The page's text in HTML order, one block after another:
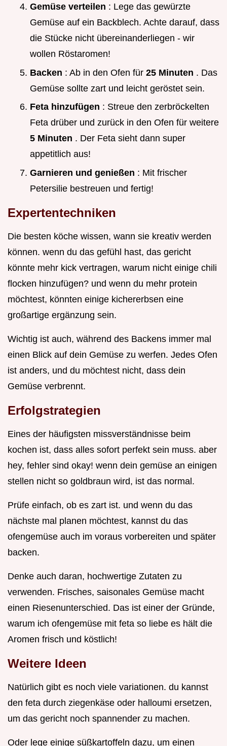
Gemüse verteilen : Lege das gewürzte
Gemüse auf ein Backblech. Achte darauf, dass
die Stücke nicht übereinanderliegen - wir
wollen Röstaromen!
Backen : Ab in den Ofen für 25 Minuten . Das
Gemüse sollte zart und leicht geröstet sein.
Feta hinzufügen : Streue den zerbröckelten
Feta drüber und zurück in den Ofen für weitere
5 Minuten . Der Feta sieht dann super
appetitlich aus!
Garnieren und genießen : Mit frischer
Petersilie bestreuen und fertig!
Expertentechniken
Die besten köche wissen, wann sie kreativ werden
können. wenn du das gefühl hast, das gericht
könnte mehr kick vertragen, warum nicht einige chili
flocken hinzufügen? und wenn du mehr protein
möchtest, könnten einige kichererbsen eine
großartige ergänzung sein.
Wichtig ist auch, während des Backens immer mal
einen Blick auf dein Gemüse zu werfen. Jedes Ofen
ist anders, und du möchtest nicht, dass dein
Gemüse verbrennt.
Erfolgstrategien
Eines der häufigsten missverständnisse beim
kochen ist, dass alles sofort perfekt sein muss. aber
hey, fehler sind okay! wenn dein gemüse an einigen
stellen nicht so goldbraun wird, ist das normal.
Prüfe einfach, ob es zart ist. und wenn du das
nächste mal planen möchtest, kannst du das
ofengemüse auch im voraus vorbereiten und später
backen.
Denke auch daran, hochwertige Zutaten zu
verwenden. Frisches, saisonales Gemüse macht
einen Riesenunterschied. Das ist einer der Gründe,
warum ich ofengemüse mit feta so liebe es hält die
Aromen frisch und köstlich!
Weitere Ideen
Natürlich gibt es noch viele variationen. du kannst
den feta durch ziegenkäse oder halloumi ersetzen,
um das gericht noch spannender zu machen.
Oder lege einige süßkartoffeln dazu, um einen